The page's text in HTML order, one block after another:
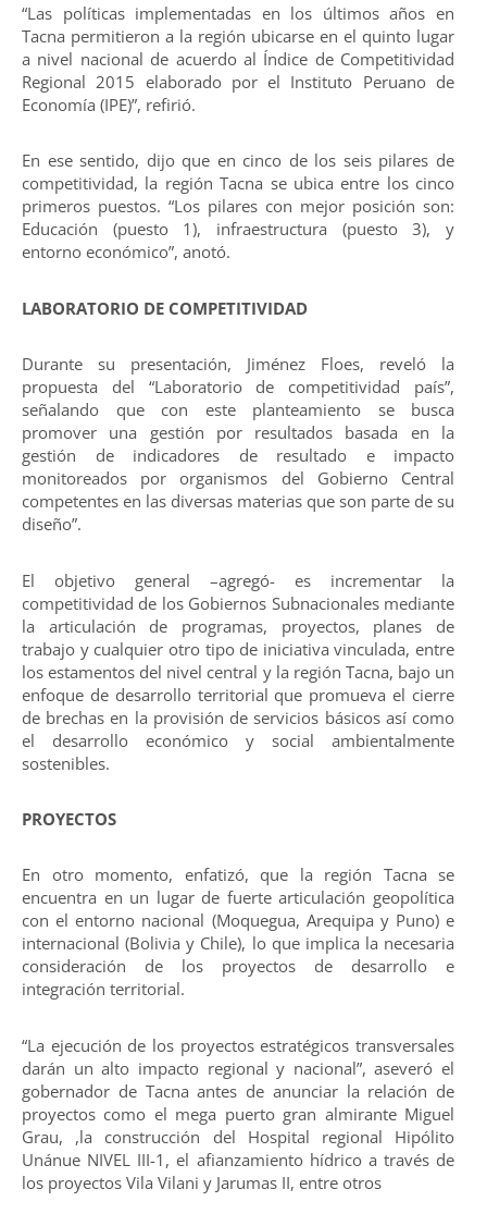
“Las políticas implementadas en los últimos años en
Tacna permitieron a la región ubicarse en el quinto lugar
a nivel nacional de acuerdo al Índice de Competitividad
Regional 2015 elaborado por el Instituto Peruano de
Economía (IPE)”, refirió.
En ese sentido, dijo que en cinco de los seis pilares de
competitividad, la región Tacna se ubica entre los cinco
primeros puestos. “Los pilares con mejor posición son:
Educación (puesto 1), infraestructura (puesto 3), y
entorno económico”, anotó.
LABORATORIO DE COMPETITIVIDAD
Durante su presentación, Jiménez Floes, reveló la
propuesta del “Laboratorio de competitividad país”,
señalando que con este planteamiento se busca
promover una gestión por resultados basada en la
gestión de indicadores de resultado e impacto
monitoreados por organismos del Gobierno Central
competentes en las diversas materias que son parte de su
diseño”.
El objetivo general –agregó- es incrementar la
competitividad de los Gobiernos Subnacionales mediante
la articulación de programas, proyectos, planes de
trabajo y cualquier otro tipo de iniciativa vinculada, entre
los estamentos del nivel central y la región Tacna, bajo un
enfoque de desarrollo territorial que promueva el cierre
de brechas en la provisión de servicios básicos así como
el desarrollo económico y social ambientalmente
sostenibles.
PROYECTOS
En otro momento, enfatizó, que la región Tacna se
encuentra en un lugar de fuerte articulación geopolítica
con el entorno nacional (Moquegua, Arequipa y Puno) e
internacional (Bolivia y Chile), lo que implica la necesaria
consideración de los proyectos de desarrollo e
integración territorial.
“La ejecución de los proyectos estratégicos transversales
darán un alto impacto regional y nacional”, aseveró el
gobernador de Tacna antes de anunciar la relación de
proyectos como el mega puerto gran almirante Miguel
Grau, ,la construcción del Hospital regional Hipólito
Unánue NIVEL III-1, el afianzamiento hídrico a través de
los proyectos Vila Vilani y Jarumas II, entre otros